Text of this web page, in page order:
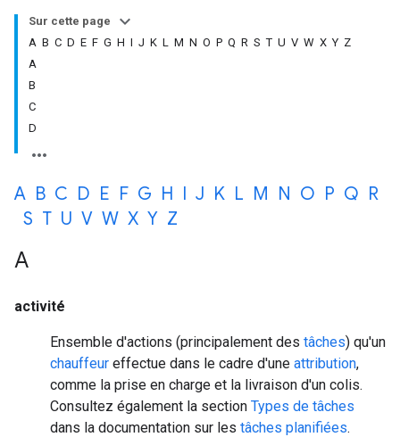
Sur cette page
A B C D E F G H I J K L M N O P Q R S T U V W X Y Z
A
B
C
D
A B C D E F G H I J K L M N O P Q R
S T U V W X Y Z
A
activité
Ensemble d'actions (principalement des tâches) qu'un
chauffeur effectue dans le cadre d'une attribution,
comme la prise en charge et la livraison d'un colis.
Consultez également la section Types de tâches
dans la documentation sur les tâches planifiées.